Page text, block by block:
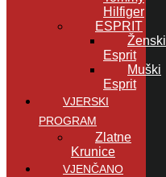
Hilfiger
ESPRIT
Ženski
Esprit
Muški
Esprit
VJERSKI
PROGRAM
Zlatne
Krunice
VJENČANO